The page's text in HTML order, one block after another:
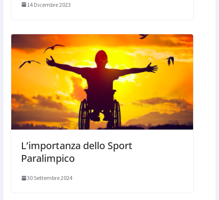
14 Dicembre 2023
L’importanza dello Sport
Paralimpico
30 Settembre 2024